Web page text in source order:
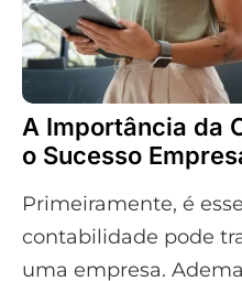
A Importância da
o Sucesso
Primeiramente, é
contabilidade pode
uma empresa.